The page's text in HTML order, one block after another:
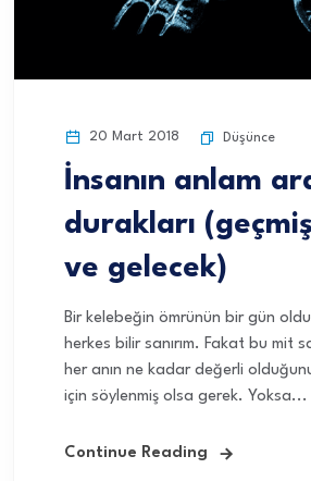
20 Mart 2018 Düşünce
İnsanın anlam
durakları
ve gelecek)
Bir kelebeğin ömrünün bir gün
herkes bilir sanırım. Fakat bu mit
her anın ne kadar değerli
için söylenmiş olsa gerek. Yoksa...
Continue Reading